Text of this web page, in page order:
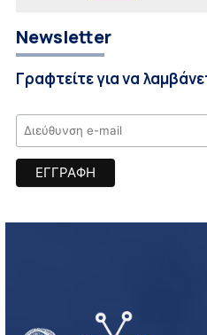
Newsletter
Γραφτείτε για να